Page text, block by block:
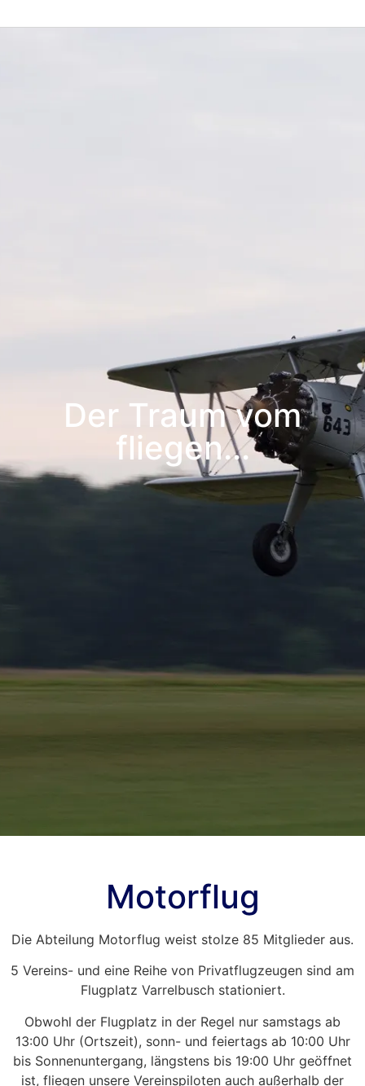
Der Traum vom
fliegen...
Motorflug
Die Abteilung Motorflug weist stolze 85 Mitglieder aus.
5 Vereins- und eine Reihe von Privatflugzeugen sind am
Flugplatz Varrelbusch stationiert.
Obwohl der Flugplatz in der Regel nur samstags ab
13:00 Uhr (Ortszeit), sonn- und feiertags ab 10:00 Uhr
bis Sonnenuntergang, längstens bis 19:00 Uhr geöffnet
ist, fliegen unsere Vereinspiloten auch außerhalb der